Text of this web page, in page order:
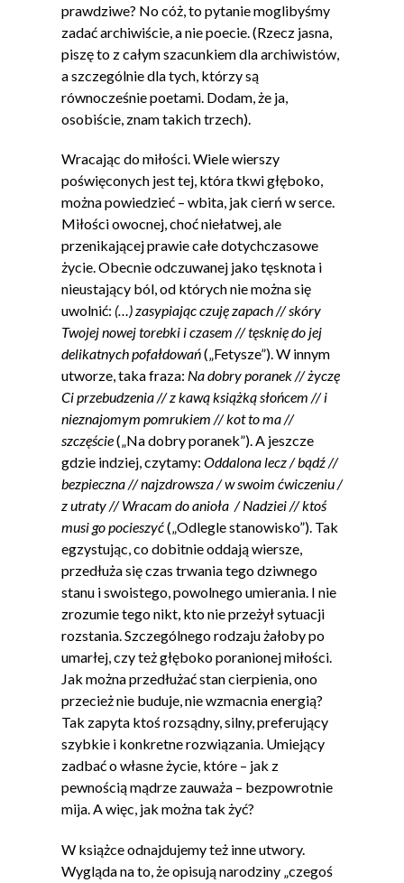
prawdziwe? No cóż, to pytanie moglibyśmy
zadać archiwiście, a nie poecie. (Rzecz jasna,
piszę to z całym szacunkiem dla archiwistów,
a szczególnie dla tych, którzy są
równocześnie poetami. Dodam, że ja,
osobiście, znam takich trzech).
Wracając do miłości. Wiele wierszy
poświęconych jest tej, która tkwi głęboko,
można powiedzieć – wbita, jak cierń w serce.
Miłości owocnej, choć niełatwej, ale
przenikającej prawie całe dotychczasowe
życie. Obecnie odczuwanej jako tęsknota i
nieustający ból, od których nie można się
uwolnić: (…) zasypiając czuję zapach // skóry
Twojej nowej torebki i czasem // tęsknię do jej
delikatnych pofałdowań(„Fetysze”). W innym
utworze, taka fraza: Na dobry poranek // życzę
Ci przebudzenia // z kawą książką słońcem // i
nieznajomym pomrukiem // kot to ma //
szczęście(„Na dobry poranek”). A jeszcze
gdzie indziej, czytamy: Oddalona lecz / bądź //
bezpieczna // najzdrowsza / w swoim ćwiczeniu /
z utraty // Wracam do anioła / Nadziei // ktoś
musi go pocieszyć(„Odlegle stanowisko”). Tak
egzystując, co dobitnie oddają wiersze,
przedłuża się czas trwania tego dziwnego
stanu i swoistego, powolnego umierania. I nie
zrozumie tego nikt, kto nie przeżył sytuacji
rozstania. Szczególnego rodzaju żałoby po
umarłej, czy też głęboko poranionej miłości.
Jak można przedłużać stan cierpienia, ono
przecież nie buduje, nie wzmacnia energią?
Tak zapyta ktoś rozsądny, silny, preferujący
szybkie i konkretne rozwiązania. Umiejący
zadbać o własne życie, które – jak z
pewnością mądrze zauważa – bezpowrotnie
mija. A więc, jak można tak żyć?
W książce odnajdujemy też inne utwory.
Wygląda na to, że opisują narodziny „czegoś